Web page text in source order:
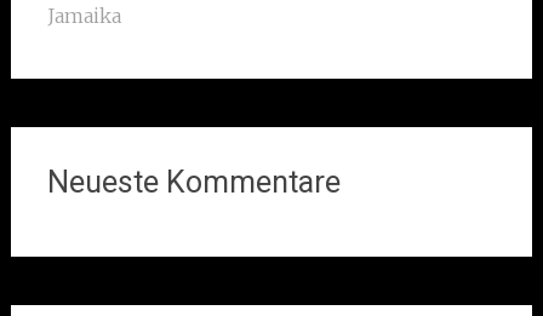
Jamaika
Neueste Kommentare